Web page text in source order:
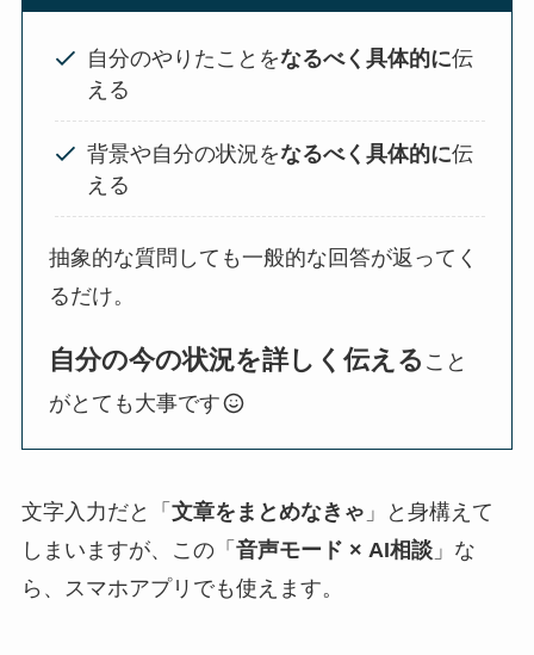
自分のやりたことをなるべく具体的に伝
える
背景や自分の状況をなるべく具体的に伝
える
抽象的な質問しても一般的な回答が返ってく
るだけ。
自分の今の状況を詳しく伝える こと
がとても大事です
文字入力だと「 文章をまとめなきゃ 」と身構えて
しまいますが、この「 音声モード × AI相談」な
ら、スマホアプリでも使えます。